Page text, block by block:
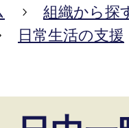
組織から探
日常生活の支援